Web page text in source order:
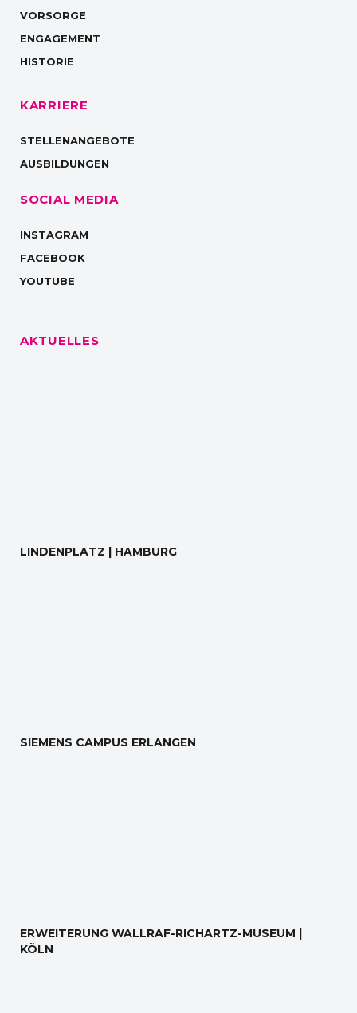
VORSORGE
ENGAGEMENT
HISTORIE
KARRIERE
STELLENANGEBOTE
AUSBILDUNGEN
SOCIAL MEDIA
INSTAGRAM
FACEBOOK
YOUTUBE
AKTUELLES
LINDENPLATZ | HAMBURG
SIEMENS CAMPUS ERLANGEN
ERWEITERUNG WALLRAF-RICHARTZ-MUSEUM |
KÖLN